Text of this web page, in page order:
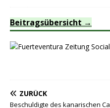
Beitragsübersicht
ZURÜCK
Beschuldigte des kanarischen